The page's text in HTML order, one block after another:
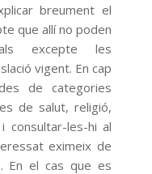
breument el
que allí no poden
excepte les
vigent. En cap
de categories
de salut, religió,
consultar-les-hi al
eximeix de
En el cas que es